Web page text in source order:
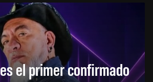
el primer confirmado